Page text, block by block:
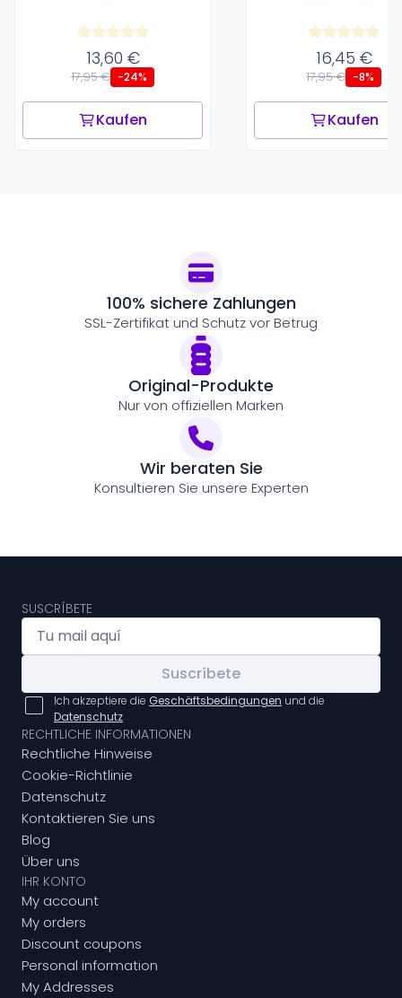
13,60 €
17,95 € -24%
Kaufen
16,45 €
17,95 € -8%
Kaufen
100% sichere Zahlungen
SSL-Zertifikat und Schutz vor Betrug
Original-Produkte
Nur von offiziellen Marken
Wir beraten Sie
Konsultieren Sie unsere Experten
SUSCRÍBETE
Suscríbete
Ich akzeptiere die Geschäftsbedingungen und die
Datenschutz
RECHTLICHE INFORMATIONEN
Rechtliche Hinweise
Cookie-Richtlinie
Datenschutz
Kontaktieren Sie uns
Blog
Über uns
IHR KONTO
My account
My orders
Discount coupons
Personal information
My Addresses